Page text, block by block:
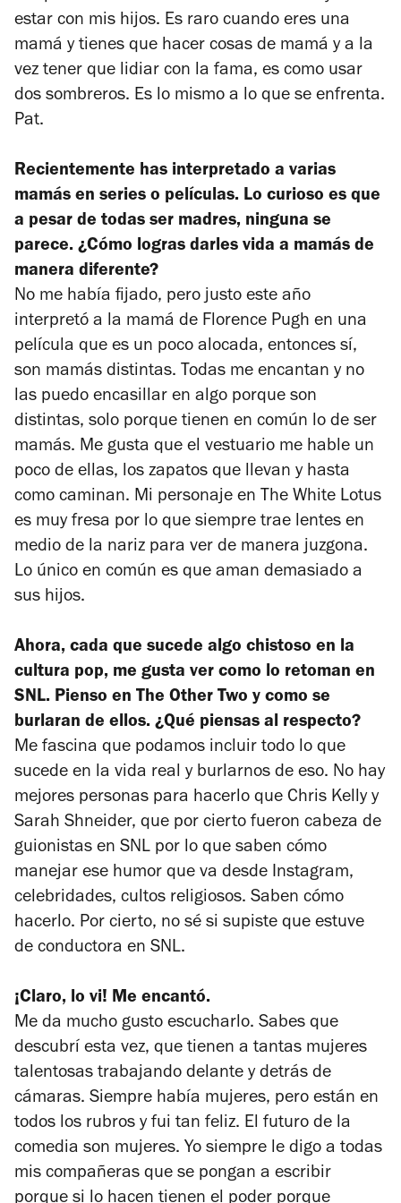
estar con mis hijos. Es raro cuando eres una
mamá y tienes que hacer cosas de mamá y a la
vez tener que lidiar con la fama, es como usar
dos sombreros. Es lo mismo a lo que se enfrenta.
Pat.
Recientemente has interpretado a varias
mamás en series o películas. Lo curioso es que
a pesar de todas ser madres, ninguna se
parece. ¿Cómo logras darles vida a mamás de
manera diferente?
No me había fijado, pero justo este año
interpretó a la mamá de Florence Pugh en una
película que es un poco alocada, entonces sí,
son mamás distintas. Todas me encantan y no
las puedo encasillar en algo porque son
distintas, solo porque tienen en común lo de ser
mamás. Me gusta que el vestuario me hable un
poco de ellas, los zapatos que llevan y hasta
como caminan. Mi personaje en The White Lotus
es muy fresa por lo que siempre trae lentes en
medio de la nariz para ver de manera juzgona.
Lo único en común es que aman demasiado a
sus hijos.
Ahora, cada que sucede algo chistoso en la
cultura pop, me gusta ver como lo retoman en
SNL. Pienso en The Other Two y como se
burlaran de ellos. ¿Qué piensas al respecto?
Me fascina que podamos incluir todo lo que
sucede en la vida real y burlarnos de eso. No hay
mejores personas para hacerlo que Chris Kelly y
Sarah Shneider, que por cierto fueron cabeza de
guionistas en SNL por lo que saben cómo
manejar ese humor que va desde Instagram,
celebridades, cultos religiosos. Saben cómo
hacerlo. Por cierto, no sé si supiste que estuve
de conductora en SNL.
¡Claro, lo vi! Me encantó.
Me da mucho gusto escucharlo. Sabes que
descubrí esta vez, que tienen a tantas mujeres
talentosas trabajando delante y detrás de
cámaras. Siempre había mujeres, pero están en
todos los rubros y fui tan feliz. El futuro de la
comedia son mujeres. Yo siempre le digo a todas
mis compañeras que se pongan a escribir
porque si lo hacen tienen el poder porque